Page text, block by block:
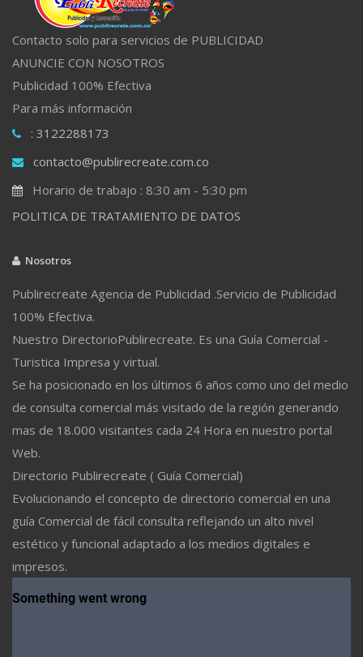
Contacto solo para servicios de PUBLICIDAD
ANUNCIE CON NOSOTROS
Publicidad 100% Efectiva
Para más información
: 3122288173
contacto@publirecreate.com.co
Horario de trabajo : 8:30 am - 5:30 pm
POLITICA DE TRATAMIENTO DE DATOS
Nosotros
Publirecreate Agencia de Publicidad .Servicio de Publicidad
100% Efectiva.
Nuestro DirectorioPublirecreate. Es una Guía Comercial -
Turistica Impresa y virtual.
Se ha posicionado en los últimos 6 años como uno del medio
de consulta comercial más visitado de la región generando
mas de 18.000 visitantes cada 24 Hora en nuestro portal
Web.
Directorio Publirecreate ( Guía Comercial)
Evolucionando el concepto de directorio comercial en una
guía Comercial de fácil consulta reflejando un alto nivel
estético y funcional adaptado a los medios digitales e
impresos.